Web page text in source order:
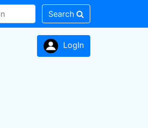
Search
LogIn